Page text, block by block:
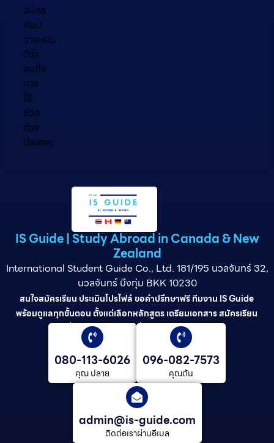
สมัคร
เรียน
วางแผน
วีซ่า
จนถึง
การ
ใช้
ชีวิต
ต่าง
ประเทศ
IS Guide | Study Abroad in Canada & New
Zealand
International Student Guide Co., Ltd. 181/195 นวลจันทร์ 32,
นวลจันทร์ บึงกุ่ม BKK 10230
สนใจสมัครเรียน ประเมินโปรไฟล์ ขอคำปรึกษาฟรี ทีมงาน IS Guide
พร้อมดูแลทุกขั้นตอน ตั้งแต่เลือกหลักสูตร เตรียมเอกสาร สมัครเรียน
ยื่นวีซ่า และดูแลต่อเนื่องจนจบการศึกษา
080-113-6026
คุณ ปลาย
096-082-7573
คุณต้น
admin@is-guide.com
ติดต่อเราผ่านอีเมล